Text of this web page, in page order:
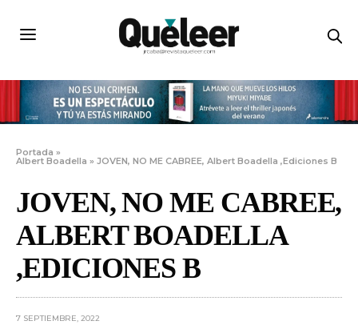
Portada »
Albert Boadella »JOVEN, NO ME CABREE, Albert Boadella ,Ediciones B
JOVEN, NO ME CABREE,
ALBERT BOADELLA
,EDICIONES B
7 SEPTIEMBRE, 2022